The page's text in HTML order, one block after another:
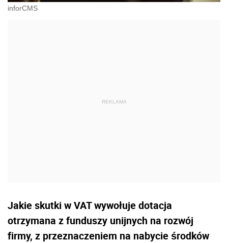
inforCMS
Jakie skutki w VAT wywołuje dotacja
otrzymana z funduszy unijnych na rozwój
firmy, z przeznaczeniem na nabycie środków